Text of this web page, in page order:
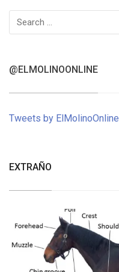
Search
for:
@ELMOLINOONLINE
Tweets by ElMolinoOnline
EXTRAÑO